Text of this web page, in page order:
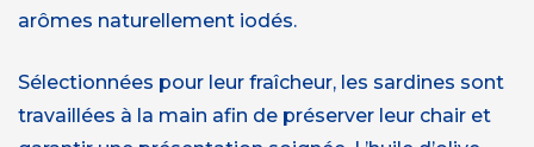
arômes naturellement iodés.
Sélectionnées pour leur fraîcheur, les sardines sont
travaillées à la main afin de préserver leur chair et